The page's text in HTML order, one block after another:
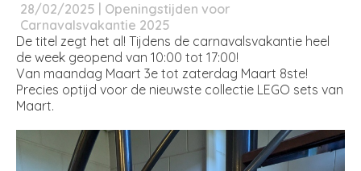
28/02/2025 | Openingstijden voor
Carnavalsvakantie 2025
De titel zegt het al! Tijdens de carnavalsvakantie heel
de week geopend van 10:00 tot 17:00!
Van maandag Maart 3e tot zaterdag Maart 8ste!
Precies optijd voor de nieuwste collectie LEGO sets van
Maart.